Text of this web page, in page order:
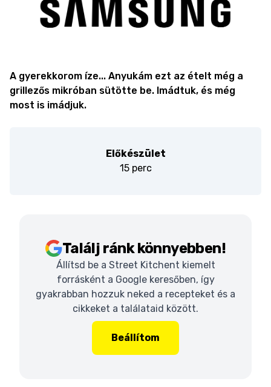
A gyerekkorom íze... Anyukám ezt az ételt még a
grillezős mikróban sütötte be. Imádtuk, és még
most is imádjuk.
Előkészület
15 perc
Találj ránk könnyebben!
Állítsd be a Street Kitchent kiemelt
forrásként a Google keresőben, így
gyakrabban hozzuk neked a recepteket és a
cikkeket a találataid között.
Beállítom